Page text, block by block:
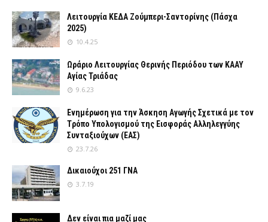
Λειτουργία ΚΕΔΑ Ζούμπερι-Σαντορίνης (Πάσχα
2025)
10.4.25
Ωράριο Λειτουργίας Θερινής Περιόδου των ΚΑΑΥ
Αγίας Τριάδας
9.6.23
Ενημέρωση για την Άσκηση Αγωγής Σχετικά με τον
Tρόπο Yπολογισμού της Εισφοράς Αλληλεγγύης
Συνταξιούχων (ΕΑΣ)
23.7.26
Δικαιούχοι 251 ΓΝΑ
3.7.19
Δεν είναι πια μαζί μας